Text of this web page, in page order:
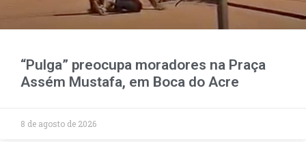
“Pulga” preocupa moradores na Praça
Assém Mustafa, em Boca do Acre
8 de agosto de 2026